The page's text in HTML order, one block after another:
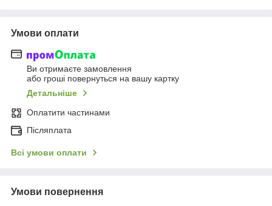
Умови оплати
Ви отримаєте замовлення
або гроші повернуться на вашу картку
Детальніше
Оплатити частинами
Післяплата
Всі умови оплати
Умови повернення